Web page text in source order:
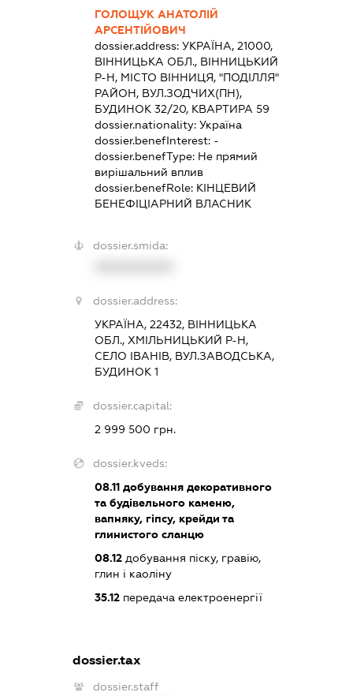
ГОЛОЩУК АНАТОЛІЙ
АРСЕНТІЙОВИЧ
dossier.address:УКРАЇНА, 21000,
ВІННИЦЬКА ОБЛ., ВІННИЦЬКИЙ
Р-Н, МІСТО ВІННИЦЯ, "ПОДІЛЛЯ"
РАЙОН, ВУЛ.ЗОДЧИХ(ПН),
БУДИНОК 32/20, КВАРТИРА 59
dossier.nationality:Україна
dossier.benefInterest: -
dossier.benefType: Не прямий
вирішальний вплив
dossier.benefRole: КІНЦЕВИЙ
БЕНЕФІЦІАРНИЙ ВЛАСНИК
dossier.smida:
dossier.address:
УКРАЇНА, 22432, ВІННИЦЬКА
ОБЛ., ХМІЛЬНИЦЬКИЙ Р-Н,
СЕЛО ІВАНІВ, ВУЛ.ЗАВОДСЬКА,
БУДИНОК 1
dossier.capital:
2 999 500 грн.
dossier.kveds:
08.11 добування декоративного
та будівельного каменю,
вапняку, гіпсу, крейди та
глинистого сланцю
08.12 добування піску, гравію,
глин і каоліну
35.12 передача електроенергії
dossier.tax
dossier.staff